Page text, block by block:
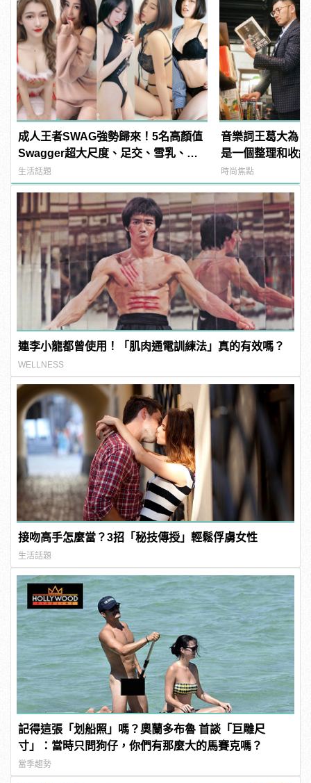
成人王者SWAG強勢歸來！5名高顏值
Swagger超大尺度、足交、雪乳、粉
紅海鮮通通有，親自教你人與人的連
結！ | manfashion這樣變型男
生活話題
音樂詞王葛大為
是一個整理和收
時尚焦點
連李小龍都曾使用！「肌肉通電訓練法」真的有效嗎？
WELLNESS
接吻高手怎麼當？3招「秘技傳授」輕鬆俘虜女性
生活話題
記得這張「划船照」嗎？奧蘭多布魯 首談「巨雕尺
寸」：當時只問狗仔，你們有那麼大的馬賽克嗎？
當季趨勢